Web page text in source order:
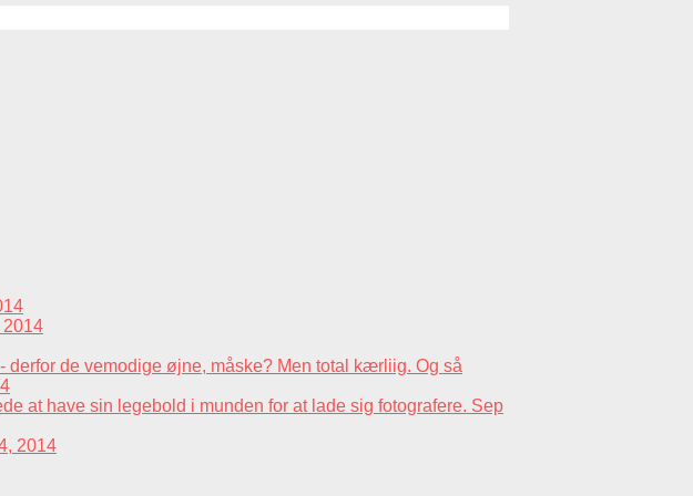
2014
de vemodige øjne, måske? Men total kærliig. Og så
at have sin legebold i munden for at lade sig fotografere. Sep
2014